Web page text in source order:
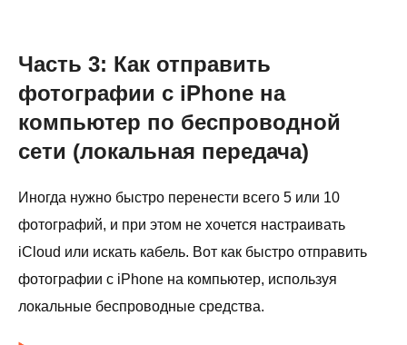
Часть 3: Как отправить
фотографии с iPhone на
компьютер по беспроводной
сети (локальная передача)
Иногда нужно быстро перенести всего 5 или 10
фотографий, и при этом не хочется настраивать
iCloud или искать кабель. Вот как быстро отправить
фотографии с iPhone на компьютер, используя
локальные беспроводные средства.